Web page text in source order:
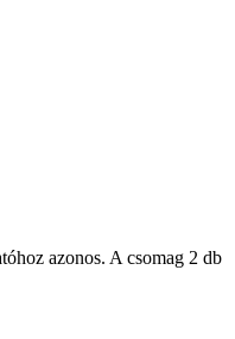
azonos. A csomag 2 db